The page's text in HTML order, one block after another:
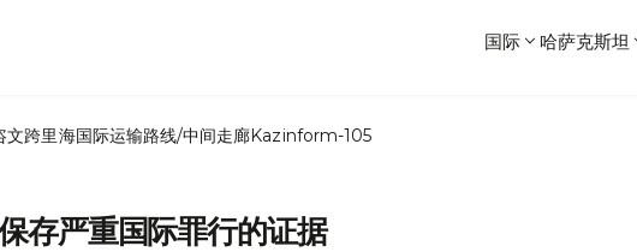
国际 哈萨克斯坦
文跨里海国际运输路线/中间走廊Kazinform-105
存严重国际罪行的证据